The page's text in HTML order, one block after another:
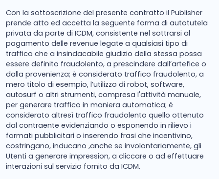
Con la sottoscrizione del presente contratto il Publisher
prende atto ed accetta la seguente forma di autotutela
privata da parte di ICDM, consistente nel sottrarsi al
pagamento delle revenue legate a qualsiasi tipo di
traffico che a insindacabile giudizio della stessa possa
essere definito fraudolento, a prescindere dall’artefice o
dalla provenienza; è considerato traffico fraudolento, a
mero titolo di esempio, l’utilizzo di robot, software,
autosurf o altri strumenti, compresa l'attività manuale,
per generare traffico in maniera automatica; è
considerato altresì traffico fraudolento quello ottenuto
dal contraente evidenziando o esponendo in rilievo i
formati pubblicitari o inserendo frasi che incentivino,
costringano, inducano ,anche se involontariamente, gli
Utenti a generare impression, a cliccare o ad effettuare
interazioni sul servizio fornito da ICDM.